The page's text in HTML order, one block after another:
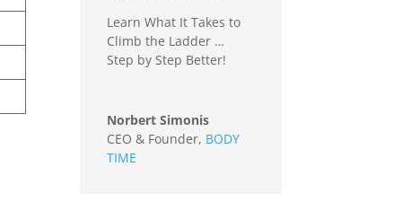
Learn What It Takes to
Climb the Ladder …
Step by Step Better!
Norbert Simonis
CEO & Founder, BODY
TIME